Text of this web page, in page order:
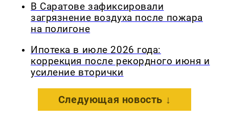
В Саратове зафиксировали
загрязнение воздуха после пожара
на полигоне
Ипотека в июле 2026 года:
коррекция после рекордного июня и
усиление вторички
Следующая новость ↓